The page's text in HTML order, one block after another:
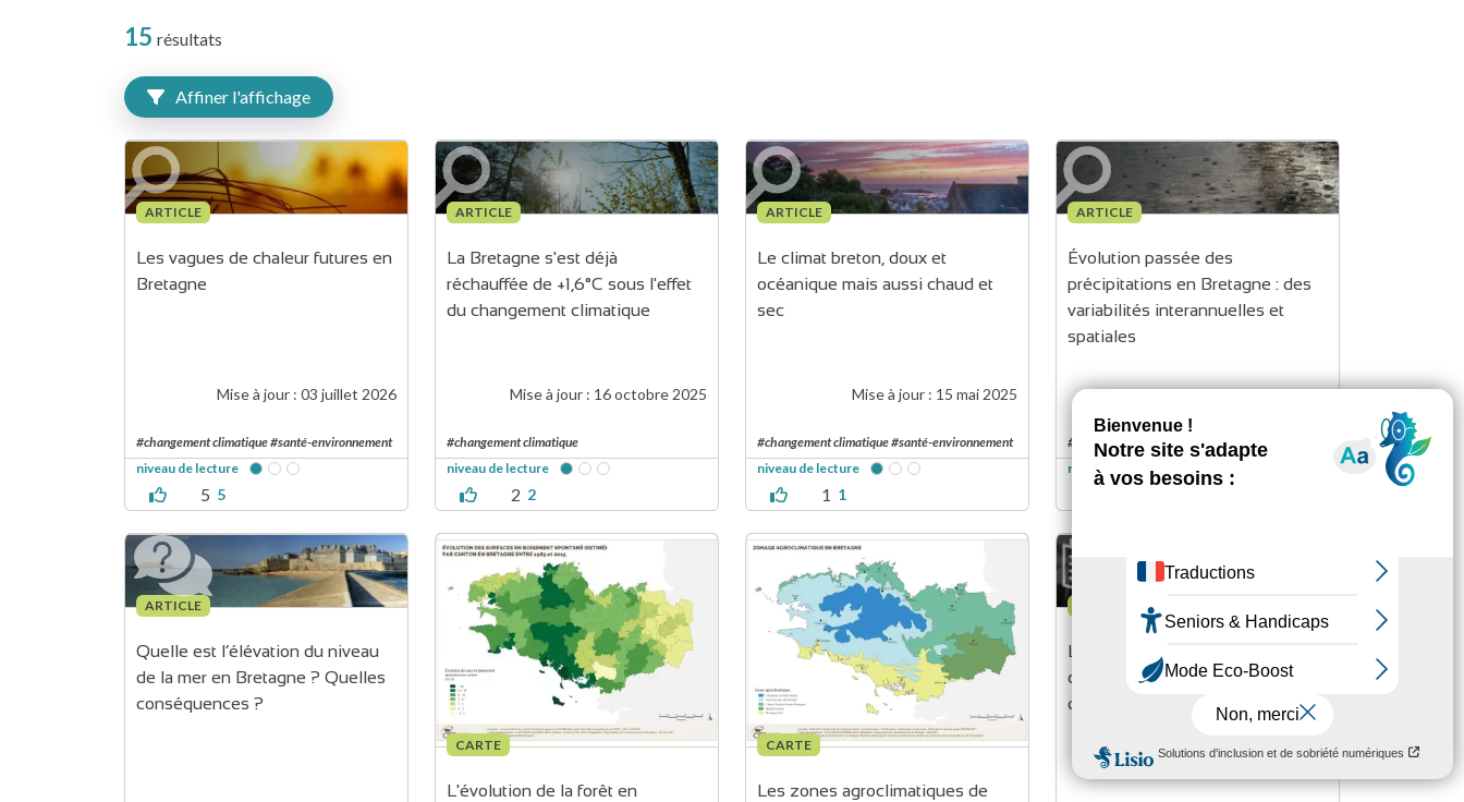
15 résultats
Affiner l'affichage
ARTICLE
Les vagues de chaleur futures en
Bretagne
Mise à jour : 03 juillet 2026
#changement climatique #santé-environnement
niveau de lecture
5 5
ARTICLE
La Bretagne s'est déjà
réchauffée de +1,6°C sous l'effet
du changement climatique
Mise à jour : 16 octobre 2025
#changement climatique
niveau de lecture
2 2
ARTICLE
Le climat breton, doux et
océanique mais aussi chaud et
sec
Mise à jour : 15 mai 2025
#changement climatique #santé-environnement
niveau de lecture
1 1
ARTICLE
Évolution passée des
précipitations en Bretagne : des
variabilités interannuelles et
spatiales
Mise à jour :15 mai 2025
#changement climatique
niveau de lecture
ARTICLE
Quelle est l’élévation du niveau
de la mer en Bretagne ? Quelles
conséquences ?
CARTE
L'évolution de la forêt en
CARTE
Les zones agroclimatiques de
DOSSIER PÉDAGOGIQUE
Le littoral breton bouge ! Les
causes naturelles et humaines
de son évolution